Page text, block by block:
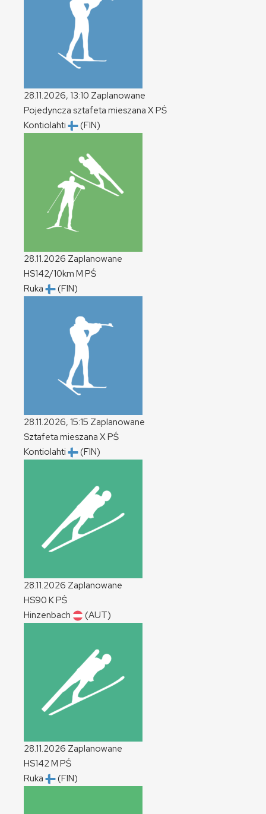
28.11.2026, 13:10 Zaplanowane
Pojedyncza sztafeta mieszana XPŚ
Kontiolahti
(FIN)
28.11.2026 Zaplanowane
HS142/10km M PŚ
Ruka
(FIN)
28.11.2026, 15:15 Zaplanowane
Sztafeta mieszana XPŚ
Kontiolahti
(FIN)
28.11.2026 Zaplanowane
HS90 KPŚ
Hinzenbach
(AUT)
28.11.2026 Zaplanowane
HS142M PŚ
Ruka
(FIN)